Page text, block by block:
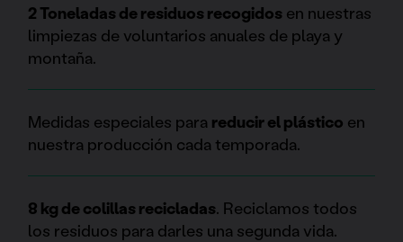
2 Toneladas de residuos recogidos en nuestras
limpiezas de voluntarios anuales de playa y
montaña.
Medidas especiales para reducir el plástico en
nuestra producción cada temporada.
8 kg de colillas recicladas. Reciclamos todos
los residuos para darles una segunda vida.